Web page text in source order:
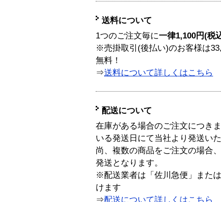
送料について
1つのご注文毎に一律1,100円(税
※売掛取引(後払い)のお客様は
無料！
⇒送料について詳しくはこちら
配送について
在庫がある場合のご注文につき
いる発送日にて当社より発送い
尚、複数の商品をご注文の場合
発送となります。
※配送業者は「佐川急便」また
けます
⇒配送について詳しくはこちら